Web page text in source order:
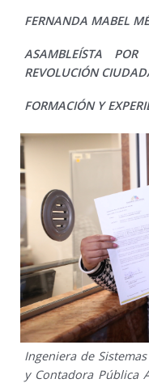
FERNANDA MABEL
ASAMBLEÍSTA
REVOLUCIÓN
FORMACIÓN Y
Ingeniera de
y Contadora Pública